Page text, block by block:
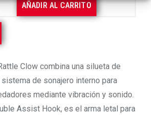
AÑADIR AL CARRITO
Clow combina una silueta de
de sonajero interno para
mediante vibración y sonido.
Assist Hook, es el arma letal para